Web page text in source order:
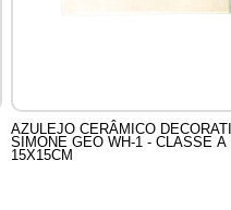
AZULEJO CERÂMICO
SIMONE GEO WH-1 - CLASSE A
15X15CM